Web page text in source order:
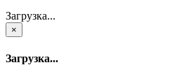
Загрузка...
×
Загрузка...